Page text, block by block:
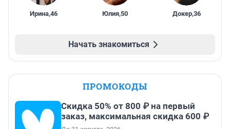
Ирина,46 Юлия,50 Докер,36
Начать знакомиться
ПРОМОКОДЫ
Скидка 50% от 800 ₽ на первый
заказ, максимальная скидка 600 ₽